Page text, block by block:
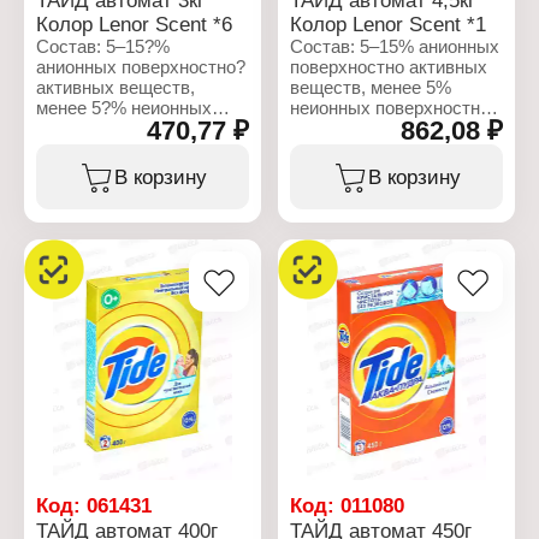
Аромат: Альпийская
свежесть
Вес: 3 кг
Упаковка: пакет
Колор Lenor Scent *6
Состав: 5–15?%
анионных поверхностно?
активных веществ,
менее 5?% неионных
поверхностно?активных
веществ, фосфонаты,
поликарбоксилаты,
цеолиты, ферменты
Характеристики:
Производитель: Procter
& Gamble
Бренд: Tide
Тип товара: Стиральный
порошок
Название: Color Аква-
Тип белья: для цветного
стирка
Аромат: Lenor
470,77 ₽
В корзину
Колор Lenor Scent *1
Состав: 5–15% анионных
поверхностно активных
веществ, менее 5%
неионных поверхностно?
активных веществ,
поликарбоксилаты,
цеолиты, ферменты
Характеристики:
Производитель: Procter
& Gamble
Бренд: Tide
Тип товара: Стиральный
порошок
Название: Color Аква-
пудра
Тип белья: для цветного
белья
стирка
Аромат: Lenor
862,08 ₽
В корзину
Код: 061431
ТАЙД автомат 400г
Код:011080
ТАЙД автомат 450г